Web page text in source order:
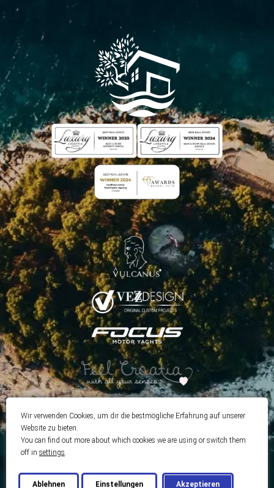
Wir verwenden Cookies, um dir die bestmögliche Erfahrung auf unserer
Website zu bieten.
You can find out more about which cookies we are using or switch them
off in settings.
Akzeptieren
Ablehnen Einstellungen